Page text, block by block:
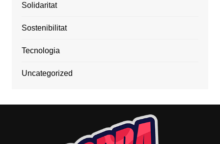
Solidaritat
Sostenibilitat
Tecnologia
Uncategorized